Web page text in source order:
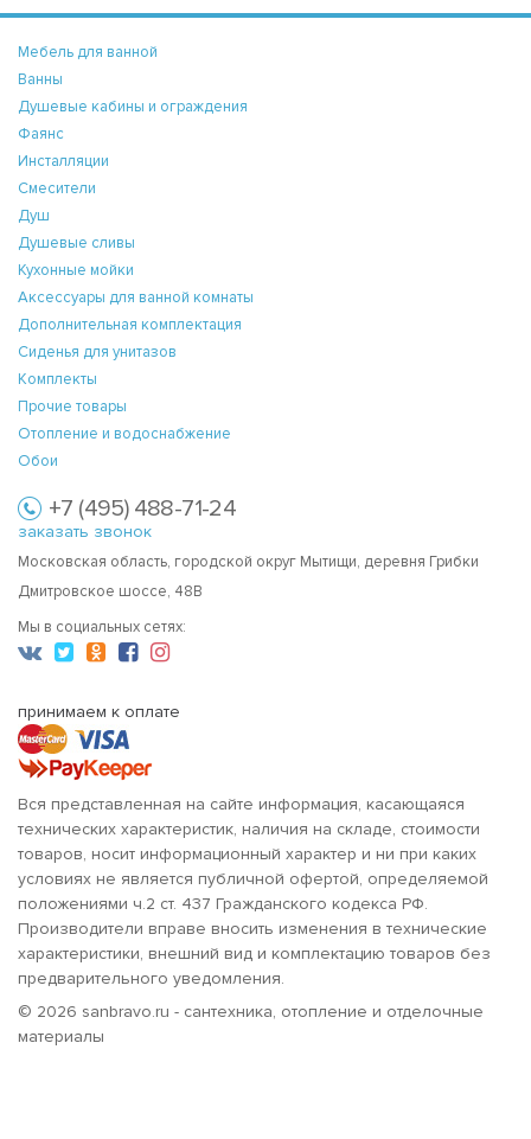
Мебель для ванной
Ванны
Душевые кабины и ограждения
Фаянс
Инсталляции
Смесители
Душ
Душевые сливы
Кухонные мойки
Аксессуары для ванной комнаты
Дополнительная комплектация
Сиденья для унитазов
Комплекты
Прочие товары
Отопление и водоснабжение
Обои
+7 (495) 488-71-24
заказать звонок
Московская область, городской округ Мытищи, деревня Грибки
Дмитровское шоссе, 48В
Мы в социальных сетях:
принимаем к оплате
Вся представленная на сайте информация, касающаяся
технических характеристик, наличия на складе, стоимости
товаров, носит информационный характер и ни при каких
условиях не является публичной офертой, определяемой
положениями ч.2 ст. 437 Гражданского кодекса РФ.
Производители вправе вносить изменения в технические
характеристики, внешний вид и комплектацию товаров без
предварительного уведомления.
© 2026 sanbravo.ru - сантехника, отопление и отделочные
материалы